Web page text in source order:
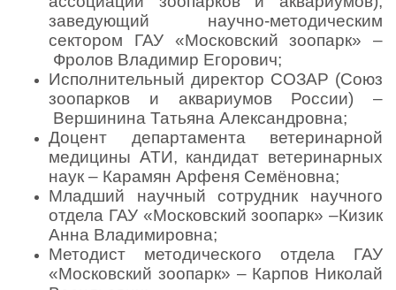
заведующий научно-методическим
сектором ГАУ «Московский зоопарк» –
Фролов Владимир Егорович;
Исполнительный директор СОЗАР (Союз
зоопарков и аквариумов России) –
Вершинина Татьяна Александровна;
Доцент департамента ветеринарной
медицины АТИ, кандидат ветеринарных
наук – Карамян Арфеня Семёновна;
Младший научный сотрудник научного
отдела ГАУ «Московский зоопарк» –Кизик
Анна Владимировна;
Методист методического отдела ГАУ
«Московский зоопарк» – Карпов Николай